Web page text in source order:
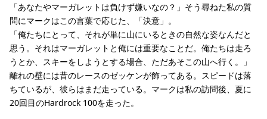
「あなたやマーガレットは負けず嫌いなの？」そう尋ねた私の質
問にマークはこの言葉で応じた、「決意」。
「俺たちにとって、それが単に山にいるときの自然な姿なんだと
思う。それはマーガレットと俺には重要なことだ。俺たちは走ろ
うとか、スキーをしようとする場合、ただあそこの山へ行く。」
離れの壁には昔のレースのゼッケンが飾ってある。スピードは落
ちているが、彼らはまだ走っている。マークは私の訪問後、夏に
20回目のHardrock 100を走った。